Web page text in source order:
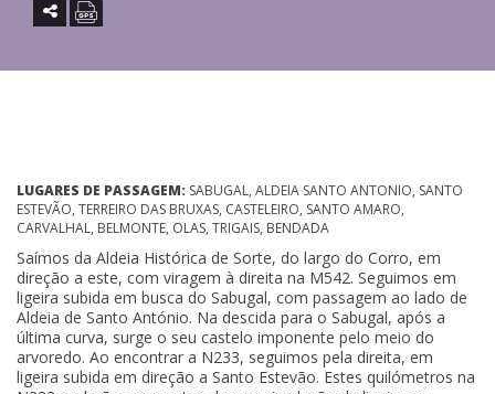
LUGARES DE PASSAGEM: SABUGAL, ALDEIA SANTO ANTONIO, SANTO
ESTEVÃO, TERREIRO DAS BRUXAS, CASTELEIRO, SANTO AMARO,
CARVALHAL, BELMONTE, OLAS, TRIGAIS, BENDADA
Saímos da Aldeia Histórica de Sorte, do largo do Corro, em
direção a este, com viragem à direita na M542. Seguimos em
ligeira subida em busca do Sabugal, com passagem ao lado de
Aldeia de Santo António. Na descida para o Sabugal, após a
última curva, surge o seu castelo imponente pelo meio do
arvoredo. Ao encontrar a N233, seguimos pela direita, em
ligeira subida em direção a Santo Estevão. Estes quilómetros na